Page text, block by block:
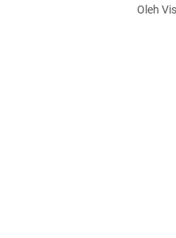
Oleh